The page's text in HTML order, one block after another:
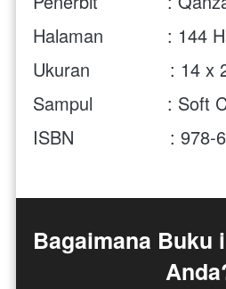
Halaman            : 144
Ukuran               : 14 x
Sampul              : Soft
ISBN                  : 978-
Bagaimana Buku